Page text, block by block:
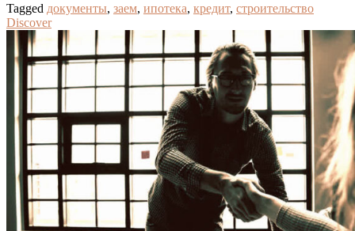
Tagged документы, заем, ипотека, кредит, строительство
Discover